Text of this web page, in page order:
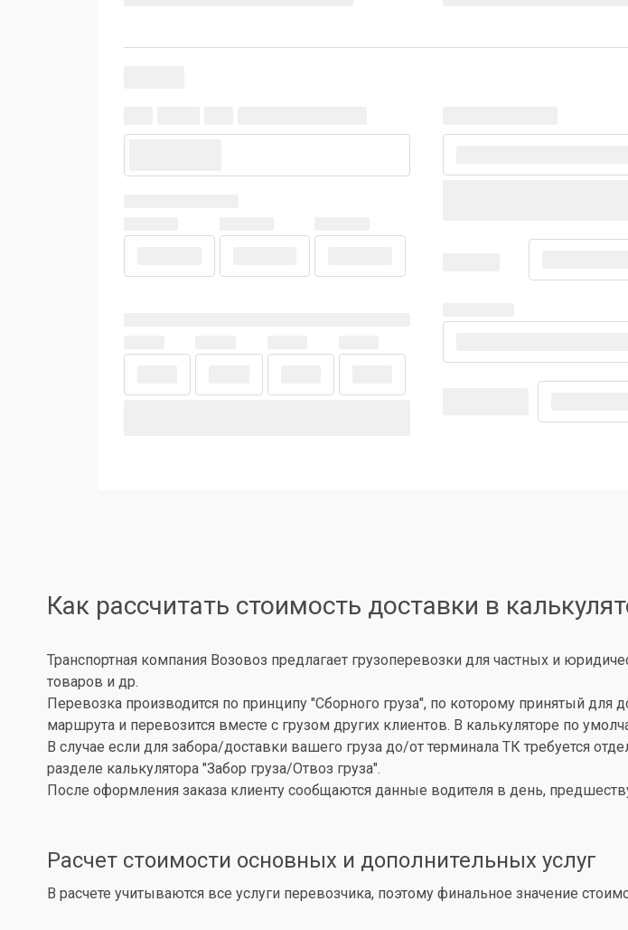
Как рассчитать стоимость доставки в
Транспортная компания Возовоз предлагает грузоперевозки для частных и
товаров и др.
Перевозка производится по принципу "Сборного груза", по которому принятый для
маршрута и перевозится вместе с грузом других клиентов. В калькуляторе по
В случае если для забора/доставки вашего груза до/от терминала ТК требуется
разделе калькулятора "Забор груза/Отвоз груза".
После оформления заказа клиенту сообщаются данные водителя в день,
Расчет стоимости основных и дополнительных услуг
В расчете учитываются все услуги перевозчика, поэтому финальное значение